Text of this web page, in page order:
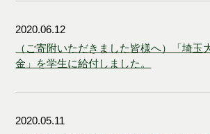
2020.06.12
（ご寄附いただきました皆様へ）「埼玉
金」を学生に給付しました。
2020.05.11